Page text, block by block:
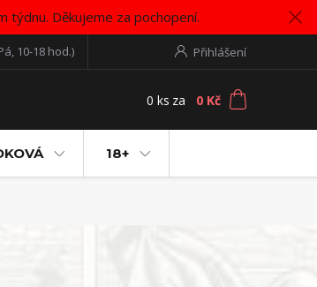
Děkujeme za pochopení.
Přihlášení
10-18 hod.)
0 ks za 0 Kč
18+